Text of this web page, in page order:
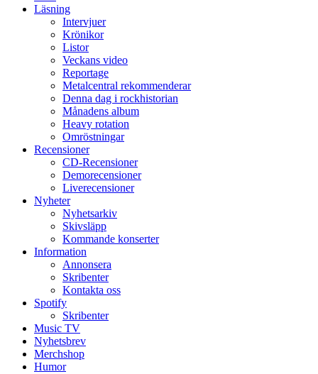
Läsning
Intervjuer
Krönikor
Listor
Veckans video
Reportage
Metalcentral rekommenderar
Denna dag i rockhistorian
Månadens album
Heavy rotation
Omröstningar
Recensioner
CD-Recensioner
Demorecensioner
Liverecensioner
Nyheter
Nyhetsarkiv
Skivsläpp
Kommande konserter
Information
Annonsera
Skribenter
Kontakta oss
Spotify
Skribenter
Music TV
Nyhetsbrev
Merchshop
Humor